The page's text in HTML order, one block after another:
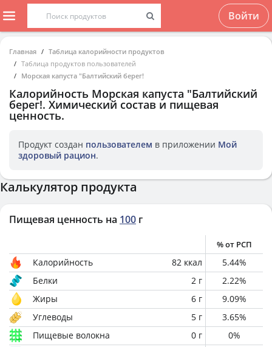
Войти
Главная
Таблица калорийности продуктов
Таблица продуктов пользователей
Морская капуста "Балтийский берег!
Калорийность Морская капуста "Балтийский
берег!. Химический состав и пищевая
ценность.
Продукт создан пользователем в приложении Мой
здоровый рацион.
Калькулятор продукта
Пищевая ценность на 100 г
% от РСП
Калорийность 82 ккал 5.44%
Белки
2 г 2.22%
Жиры
6 г 9.09%
Углеводы
5 г 3.65%
Пищевые волокна
0 г 0%